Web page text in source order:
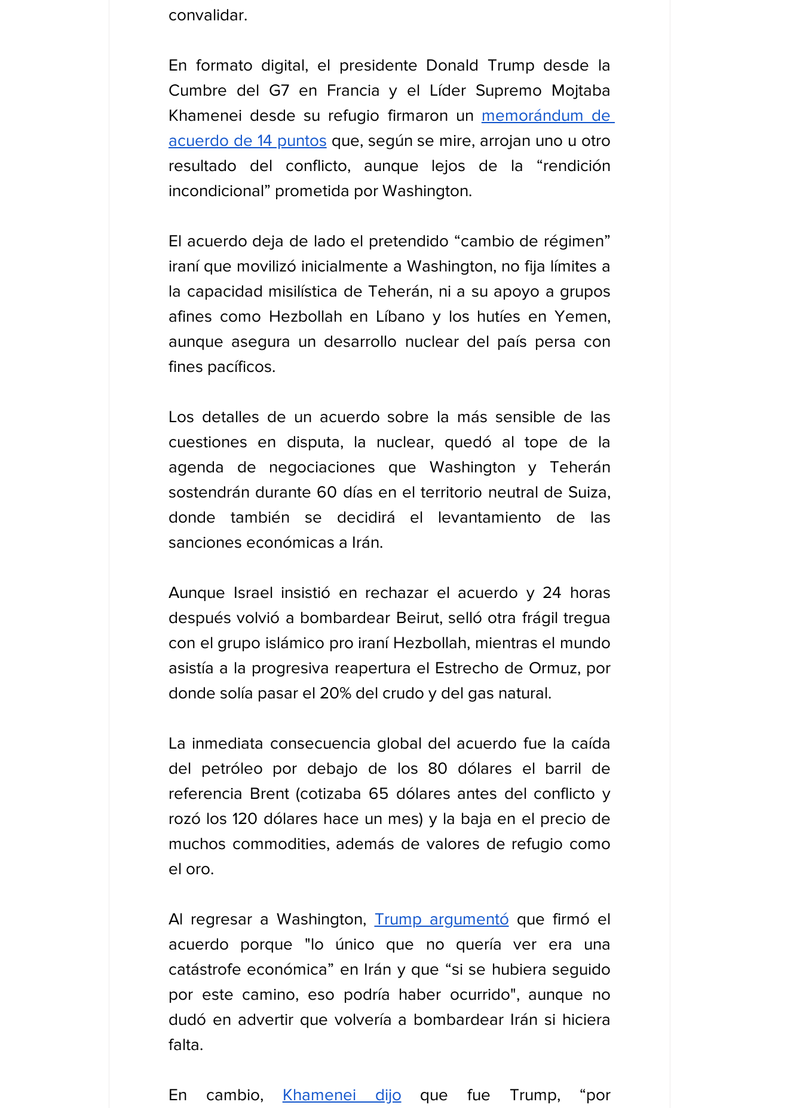
convalidar.
En formato digital, el presidente Donald Trump desde la
Cumbre del G7 en Francia y el Líder Supremo Mojtaba
Khamenei desde su refugio firmaron un memorándum de
acuerdo de 14 puntos que, según se mire, arrojan uno u otro
resultado del conflicto, aunque lejos de la “rendición
incondicional” prometida por Washington.
El acuerdo deja de lado el pretendido “cambio de régimen”
iraní que movilizó inicialmente a Washington, no fija límites a
la capacidad misilística de Teherán, ni a su apoyo a grupos
afines como Hezbollah en Líbano y los hutíes en Yemen,
aunque asegura un desarrollo nuclear del país persa con
fines pacíficos.
Los detalles de un acuerdo sobre la más sensible de las
cuestiones en disputa, la nuclear, quedó al tope de la
agenda de negociaciones que Washington y Teherán
sostendrán durante 60 días en el territorio neutral de Suiza,
donde también se decidirá el levantamiento de las
sanciones económicas a Irán.
Aunque Israel insistió en rechazar el acuerdo y 24 horas
después volvió a bombardear Beirut, selló otra frágil tregua
con el grupo islámico pro iraní Hezbollah, mientras el mundo
asistía a la progresiva reapertura el Estrecho de Ormuz, por
donde solía pasar el 20% del crudo y del gas natural.
La inmediata consecuencia global del acuerdo fue la caída
del petróleo por debajo de los 80 dólares el barril de
referencia Brent (cotizaba 65 dólares antes del conflicto y
rozó los 120 dólares hace un mes) y la baja en el precio de
muchos commodities, además de valores de refugio como
el oro.
Al regresar a Washington, Trump argumentó que firmó el
acuerdo porque "lo ​único que no ‌quería ver era una
catástrofe económica” en Irán y que “si se hubiera seguido
por este camino, eso ‌podría haber ​ocurrido", aunque no
dudó en advertir que volvería a bombardear Irán si hiciera
falta.
En cambio, Khamenei dijo que fue Trump, “por